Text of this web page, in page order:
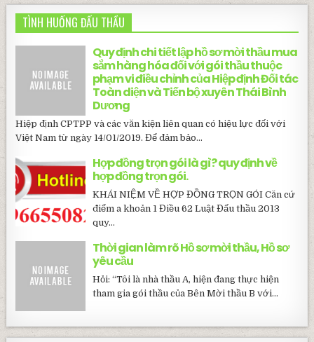
TÌNH HUỐNG ĐẤU THẦU
Quy định chi tiết lập hồ sơ mời thầu mua
sắm hàng hóa đối với gói thầu thuộc
phạm vi điều chỉnh của Hiệp định Đối tác
Toàn diện và Tiến bộ xuyên Thái Bình
Dương
Hiệp định CPTPP và các văn kiện liên quan có hiệu lực đối với
Việt Nam từ ngày 14/01/2019. Để đảm bảo...
Hợp đồng trọn gói là gì? quy định về
hợp đồng trọn gói.
KHÁI NIỆM VỀ HỢP ĐỒNG TRỌN GÓI Căn cứ
điểm a khoản 1 Điều 62 Luật Đấu thầu 2013
quy...
Thời gian làm rõ Hồ sơ mời thầu, Hồ sơ
yêu cầu
Hỏi: “Tôi là nhà thầu A, hiện đang thực hiện
tham gia gói thầu của Bên Mời thầu B với...